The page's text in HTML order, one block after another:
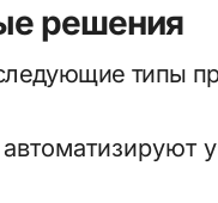
решения
типы